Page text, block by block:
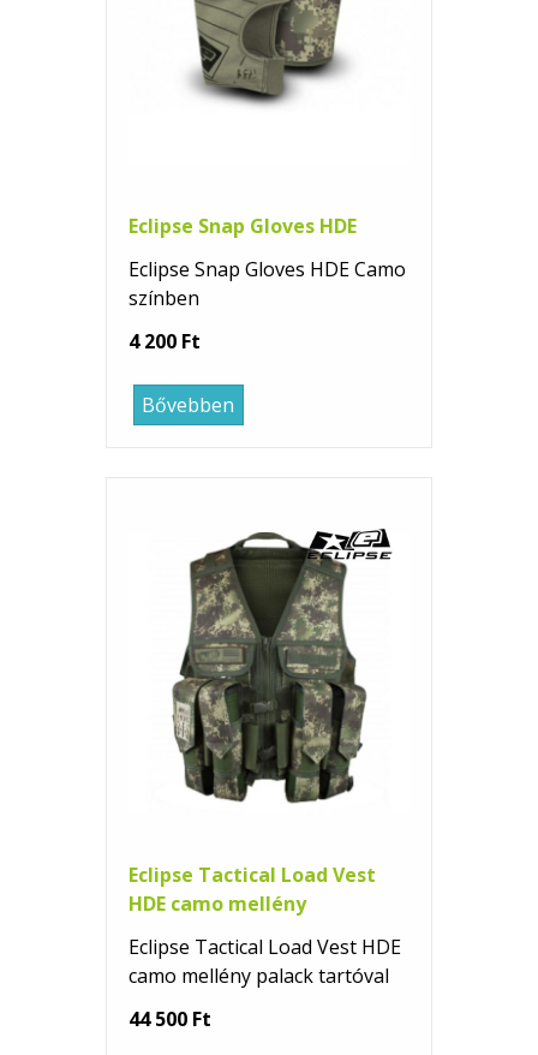
Eclipse Snap Gloves HDE
Eclipse Snap Gloves HDE Camo
színben
4 200 Ft
Bővebben
Eclipse Tactical Load Vest
HDE camo mellény
Eclipse Tactical Load Vest HDE
camo mellény palack tartóval
44 500 Ft